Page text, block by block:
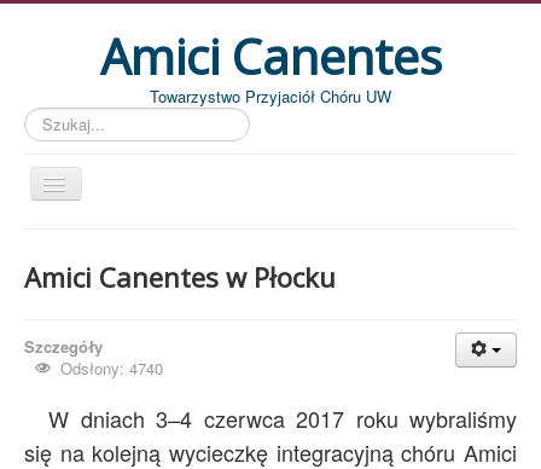
Amici Canentes
Towarzystwo Przyjaciół Chóru UW
Szukaj...
Aktualności
Koncerty
Piszemy
Pożegnania
Amici Canentes w Płocku
Szczegóły
Odsłony: 4740
W dniach 3–4 czerwca 2017 roku wybraliśmy
się na kolejną wycieczkę integracyjną chóru Amici